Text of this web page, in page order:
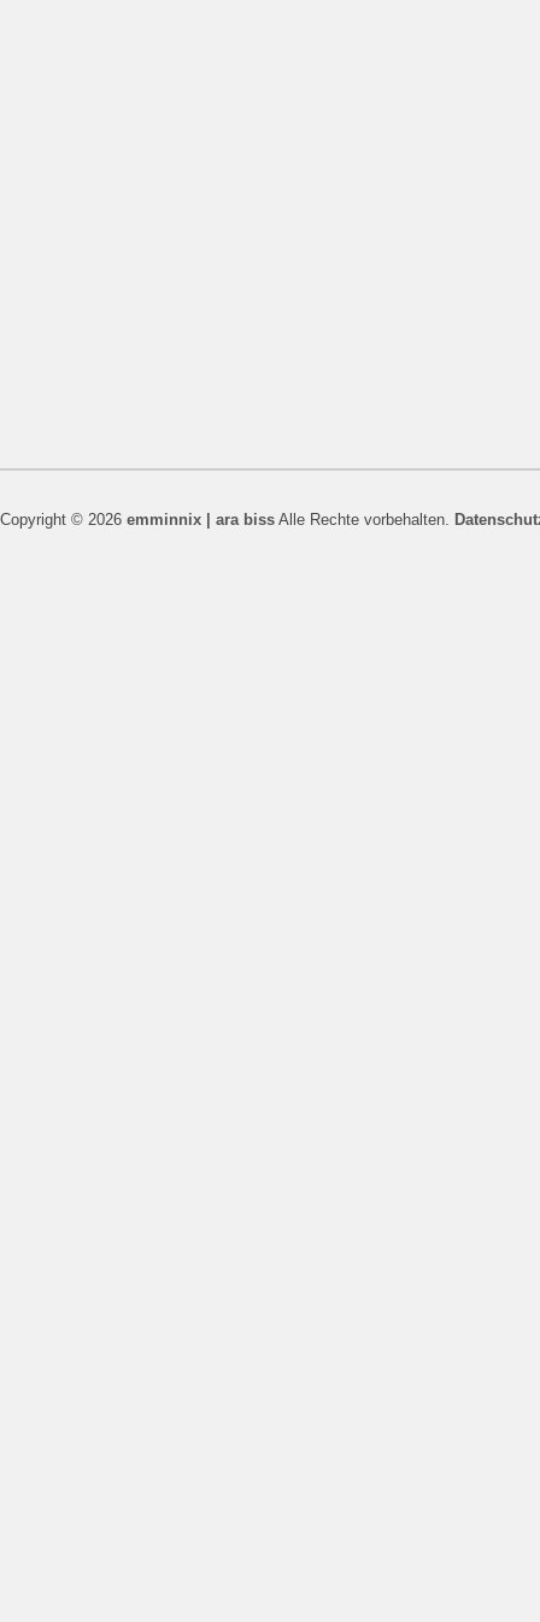
Copyright © 2026 emminnix | ara biss Alle Rechte vorbehalten.